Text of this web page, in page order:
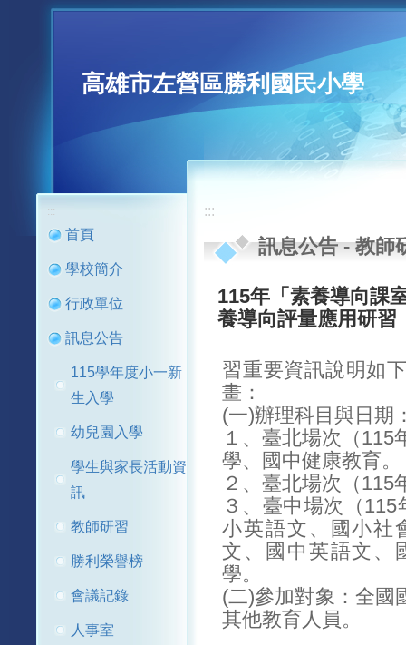
高雄市左營區勝利國民小學
:::
首頁
學校簡介
行政單位
訊息公告
115學年度小一新
生入學
幼兒園入學
學生與家長活動資
訊
教師研習
勝利榮譽榜
會議記錄
人事室
:::
訊息公告-教師
115年「素養導向課
養導向評量應用研習
習重要資訊說明如
畫：
(一)辦理科目與日期
１、臺北場次（115
學、國中健康教育。
２、臺北場次（115
３、臺中場次（
小英語文、國小社
文、國中英語文、
學。
(二)參加對象：全國
其他教育人員。